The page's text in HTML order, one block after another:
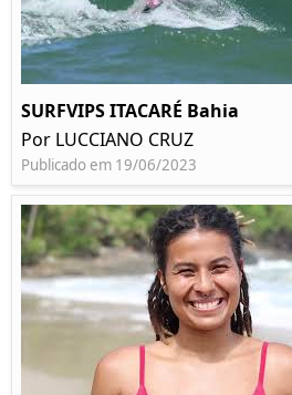
SURFVIPS ITACARÉ Bahia
Por LUCCIANO CRUZ
Publicado em 19/06/2023